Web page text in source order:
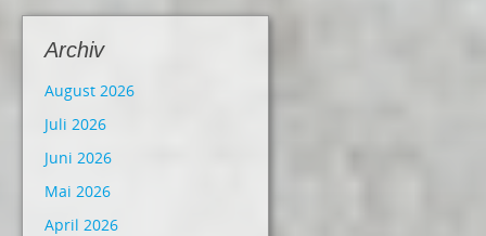
Archiv
August 2026
Juli 2026
Juni 2026
Mai 2026
April 2026